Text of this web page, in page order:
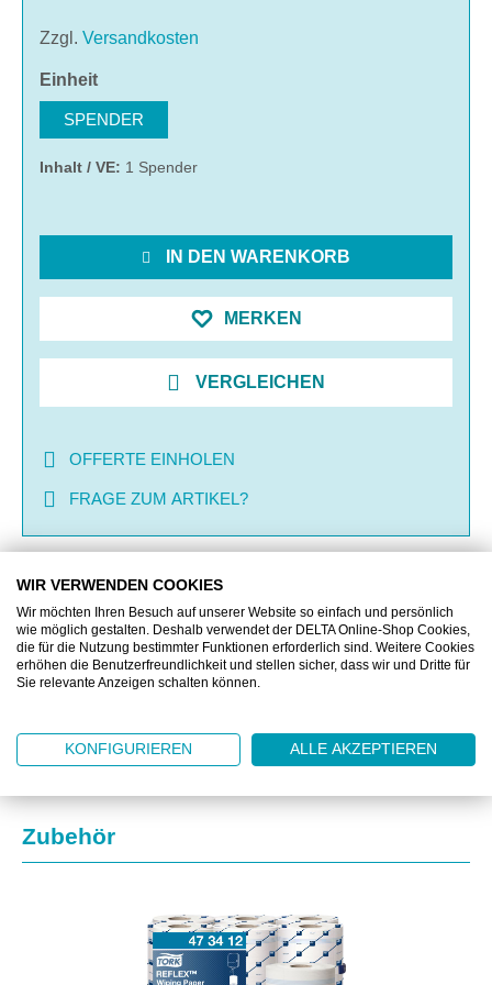
Zzgl. Versandkosten
Einheitauswählen
SPENDER
Inhalt / VE: 1 Spender
IN DEN WARENKORB
MERKEN
VERGLEICHEN
OFFERTE EINHOLEN
FRAGE ZUM ARTIKEL?
BESCHREIBUNG
ZUSATZINFORMATIONEN
DOWNLOAD
Produktgalerie überspringen
Zubehör
WIR VERWENDEN COOKIES
Wir möchten Ihren Besuch auf unserer Website so einfach und persönlich
wie möglich gestalten. Deshalb verwendet der DELTA Online-Shop Cookies,
die für die Nutzung bestimmter Funktionen erforderlich sind. Weitere Cookies
erhöhen die Benutzerfreundlichkeit und stellen sicher, dass wir und Dritte für
Sie relevante Anzeigen schalten können.
KONFIGURIEREN ALLE AKZEPTIEREN